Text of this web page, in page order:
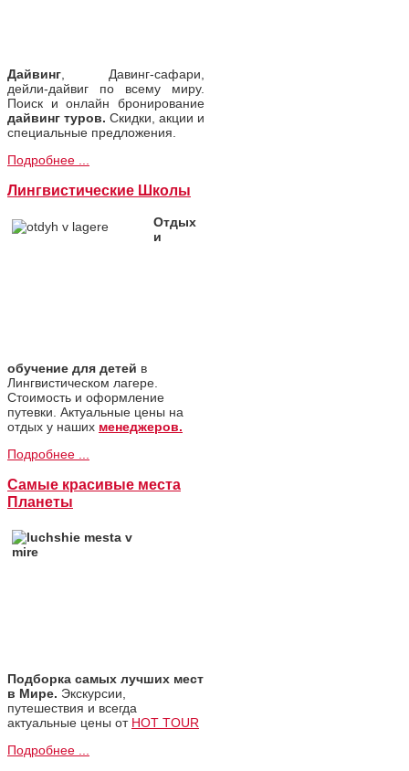
Дайвинг , Давинг-сафари,
дейли-дайвиг по всему миру.
Поиск и онлайн бронирование
дайвинг туров. Скидки, акции и
специальные предложения.
Подробнее ...
Лингвистические Школы
Отдых
и
обучение для детей в
Лингвистическом лагере.
Стоимость и оформление
путевки. Актуальные цены на
отдых у наших менеджеров.
Подробнее ...
Самые красивые места
Планеты
Подборка самых лучших мест
в Мире. Экскурсии,
путешествия и всегда
актуальные цены от HOT TOUR
Подробнее ...